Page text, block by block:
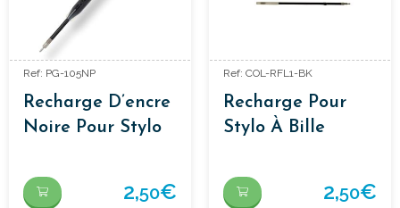
Ref: PG-105NP
Recharge D’encre
Noire Pour Stylo
2,50€
Ref: COL-RFL1-BK
Recharge Pour
Stylo À Bille
2,50€